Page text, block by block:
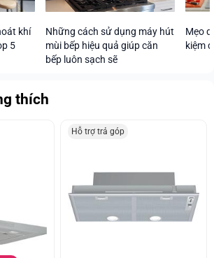
khí
5
Những cách sử dụng máy hút
mùi bếp hiệu quả giúp căn
bếp luôn sạch sẽ
Mẹo
kiệm
thích
Hỗ trợ trả góp